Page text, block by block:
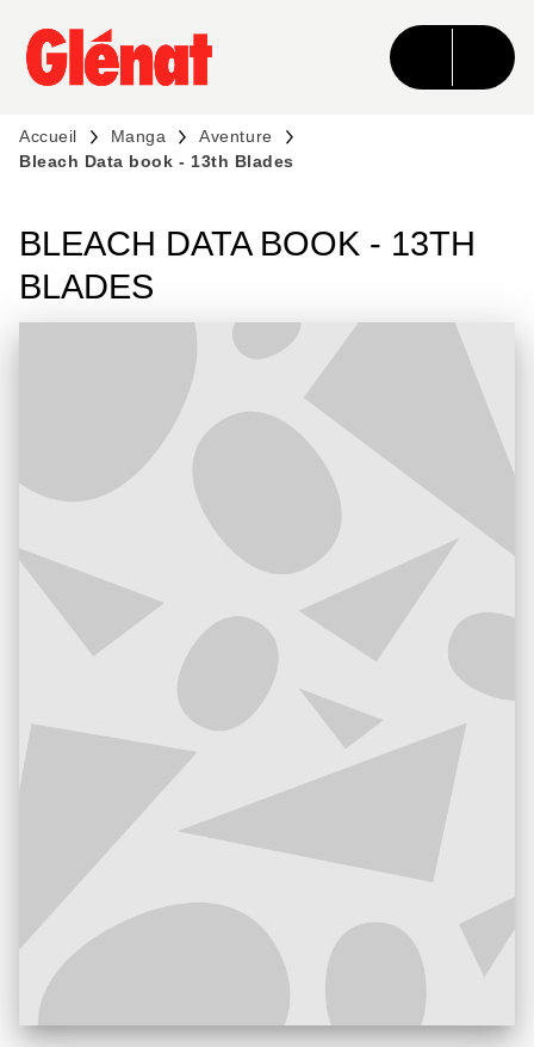
MENU RECHERCHE CONTENU
PIED DE PAGE
Accueil Manga
Aventure
Bleach Data book - 13th Blades
BLEACH DATA BOOK - 13TH
BLADES